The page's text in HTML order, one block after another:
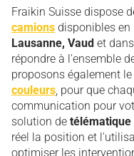
Fraikin Suisse dispose
camions disponibles en
Lausanne, Vaud et
répondre à l'ensemble
proposons également le
couleurs, pour que
communication pour
solution de
réel la position et
optimiser les